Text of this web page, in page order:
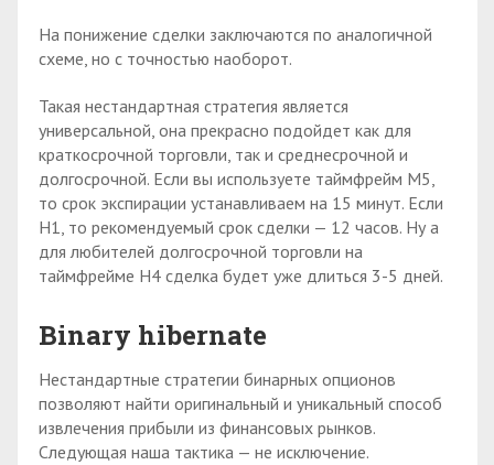
На понижение сделки заключаются по аналогичной
схеме, но с точностью наоборот.
Такая нестандартная стратегия является
универсальной, она прекрасно подойдет как для
краткосрочной торговли, так и среднесрочной и
долгосрочной. Если вы используете таймфрейм М5,
то срок экспирации устанавливаем на 15 минут. Если
Н1, то рекомендуемый срок сделки — 12 часов. Ну а
для любителей долгосрочной торговли на
таймфрейме Н4 сделка будет уже длиться 3-5 дней.
Binary hibernate
Нестандартные стратегии бинарных опционов
позволяют найти оригинальный и уникальный способ
извлечения прибыли из финансовых рынков.
Следующая наша тактика — не исключение.